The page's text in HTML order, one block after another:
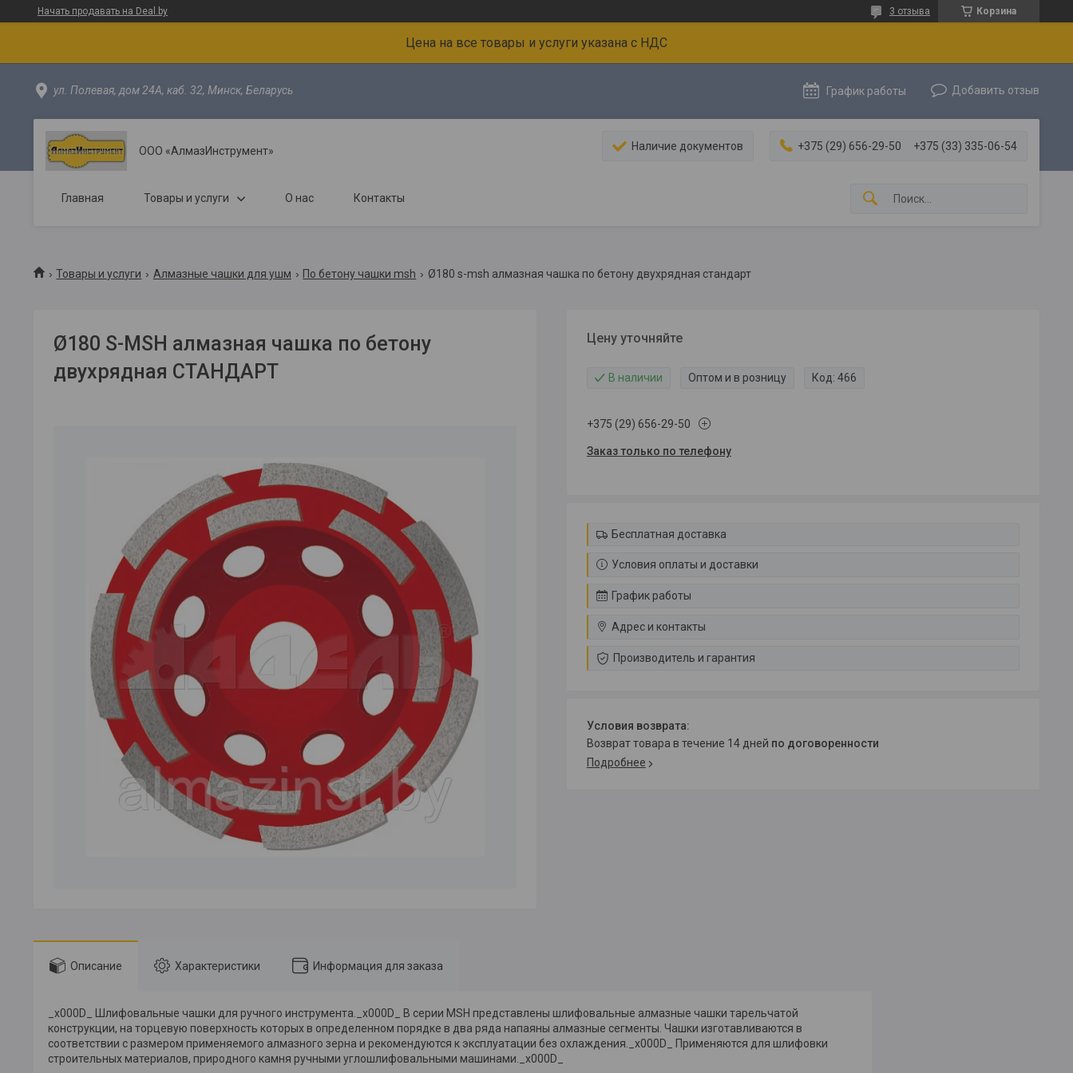
Начать продавать на Deal.by Корзина
3 отзыва
Цена на все товары и услуги указана с НДС
ул. Полевая, дом 24А, каб. 32, Минск, Беларусь График работы Добавить отзыв
ООО «АлмазИнструмент» Наличие документов +375 (29) 656-29-50 +375 (33) 335-06-54
Главная Товары и услуги О нас Контакты
Товары и услуги Алмазные чашки для ушм По бетону чашки msh Ø180 s-msh алмазная чашка по бетону двухрядная стандарт
Ø180 S-MSH алмазная чашка по бетону
двухрядная СТАНДАРТ
Цену уточняйте
В наличии Оптом и в розницу Код: 466
+375 (29) 656-29-50
Заказ только по телефону
Бесплатная доставка
Условия оплаты и доставки
График работы
Адрес и контакты
Производитель и гарантия
возврат товара в течение 14 дней по договоренности
Подробнее
Описание Характеристики Информация для заказа
_x000D_ Шлифовальные чашки для ручного инструмента._x000D_ В серии MSH представлены шлифовальные алмазные чашки тарельчатой
конструкции, на торцевую поверхность которых в определенном порядке в два ряда напаяны алмазные сегменты. Чашки изготавливаются в
соответствии с размером применяемого алмазного зерна и рекомендуются к эксплуатации без охлаждения._x000D_ Применяются для шлифовки
строительных материалов, природного камня ручными углошлифовальными машинами._x000D_